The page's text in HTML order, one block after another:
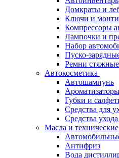
Домкраты и
Ключи и
Компрессоры
Лампочки и
Набор
Пуско-
Ремни
Автокосметика
Автошампунь
Губки и
Средства для
Средства
Масла и
Антифриз
Вода